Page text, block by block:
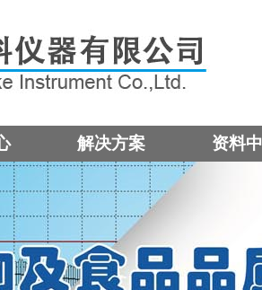
解决方案 资料